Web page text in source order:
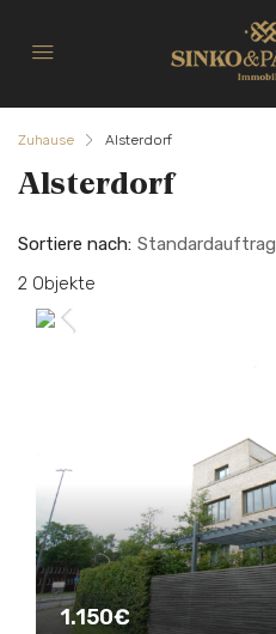
Zuhause Alsterdorf
Alsterdorf
2 Objekte
Sortiere nach: Standardauftrag
1.150€